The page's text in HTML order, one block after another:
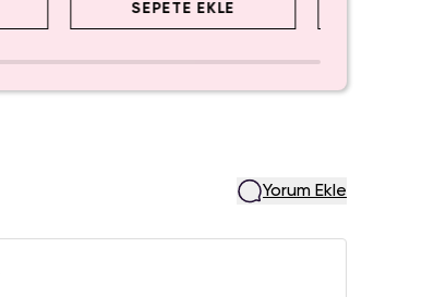
SEPETE EKLE
Yorum Ekle